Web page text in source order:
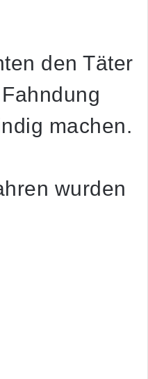
den Täter
machen.
wurden